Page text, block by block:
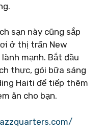
sạn này cũng sắp
ở thị trấn New
mạnh. Bắt đầu
thực, gói bữa sáng
Haiti để tiếp thêm
ăn cho bạn.